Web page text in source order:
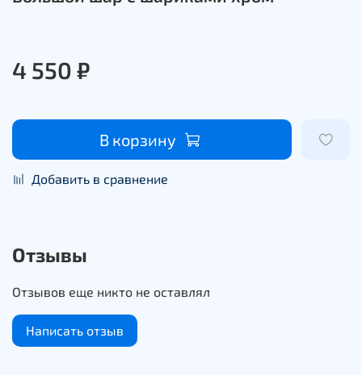
4 550 ₽
В корзину
Добавить в сравнение
Отзывы
Отзывов еще никто не оставлял
Написать отзыв